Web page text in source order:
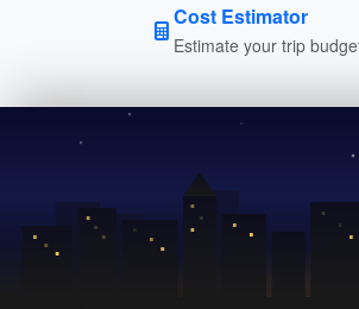
Cost Estimator
Estimate your trip